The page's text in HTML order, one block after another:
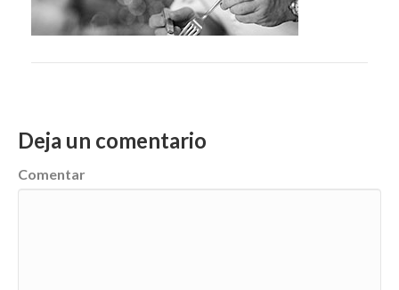
Deja un comentario
Comentar